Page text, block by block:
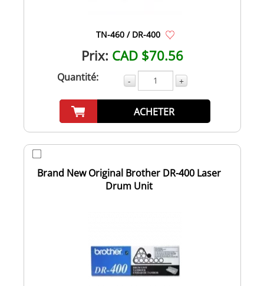
TN-460 / DR-400
Prix: CAD $70.56
Quantité: - +
ACHETER
Brand New Original Brother DR-400 Laser
Drum Unit